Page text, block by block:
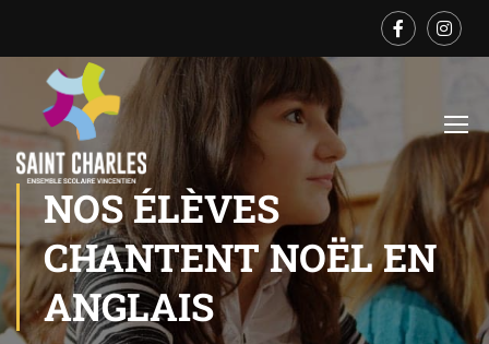
NOS ÉLÈVES
CHANTENT NOËL EN
ANGLAIS